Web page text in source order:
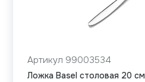
Артикул 99003534
Ложка Basel столовая 20